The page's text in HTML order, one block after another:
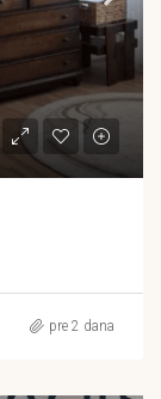
pre 2 dana